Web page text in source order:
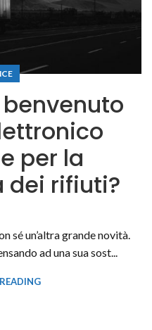
per la
rifiuti?
sé un’altra grande novità.
ad una sua sost...